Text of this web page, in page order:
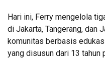
Hari ini, Ferry mengelola
di Jakarta, Tangerang, dan
komunitas berbasis
yang disusun dari 13